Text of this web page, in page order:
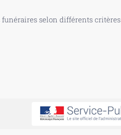
funéraires selon différents critères